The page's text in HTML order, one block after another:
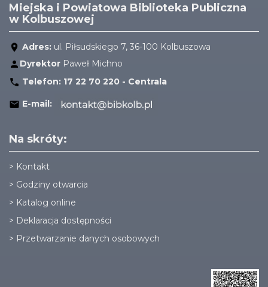
Miejska i Powiatowa Biblioteka Publiczna
w Kolbuszowej
Adres: ul. Piłsudskiego 7, 36-100 Kolbuszowa
Dyrektor Paweł Michno
Telefon: 17 22 70 220 - Centrala
E-mail:
Na skróty:
> Kontakt
> Godziny otwarcia
> Katalog online
> Deklaracja dostępności
> Przetwarzanie danych osobowych